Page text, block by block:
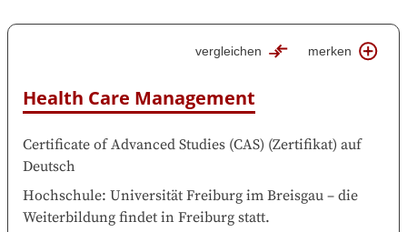
Health Care Management
vergleichen merken
Certificate of Advanced Studies (CAS) (Zertifikat) auf
Deutsch
Hochschule: Universität Freiburg im Breisgau – die
Weiterbildung findet in Freiburg statt.